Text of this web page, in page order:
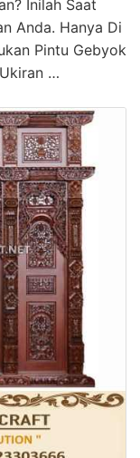
Inilah Saat
Anda. Hanya Di
Pintu Gebyok
…